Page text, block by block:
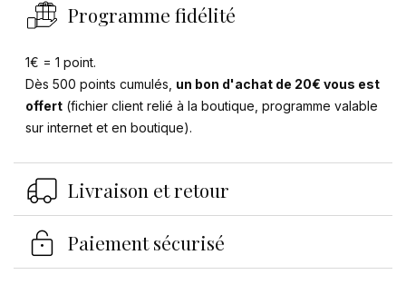
Programme fidélité
1€ = 1 point.
Dès 500 points cumulés, un bon d'achat de 20€ vous est
offert(fichier client relié à la boutique, programme valable
sur internet et en boutique).
Livraison et retour
Paiement sécurisé
Se connecter
Vous devez être connecté pour enregistrer des